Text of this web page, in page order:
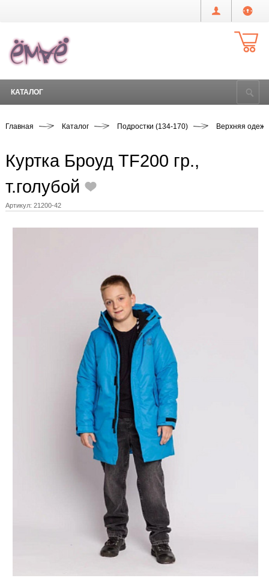
КАТАЛОГ
Главная Каталог Подростки (134-170) Верхняя
Куртка Броуд TF200 гр.,
т.голубой
Артикул: 21200-42